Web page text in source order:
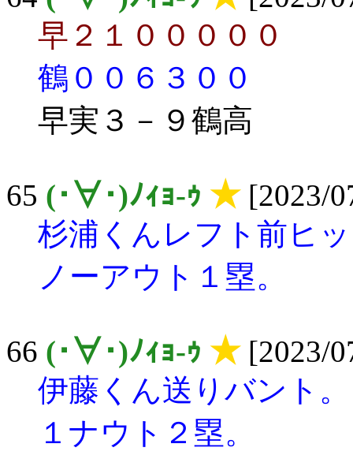
早２１０００００
鶴００６３００
早実３－９鶴高
65 (･∀･)ﾉｨｮ-ｩ ★[2023/
杉浦くんレフト前ヒ
ノーアウト１塁。
66 (･∀･)ﾉｨｮ-ｩ ★[2023/
伊藤くん送りバント。
１ナウト２塁。